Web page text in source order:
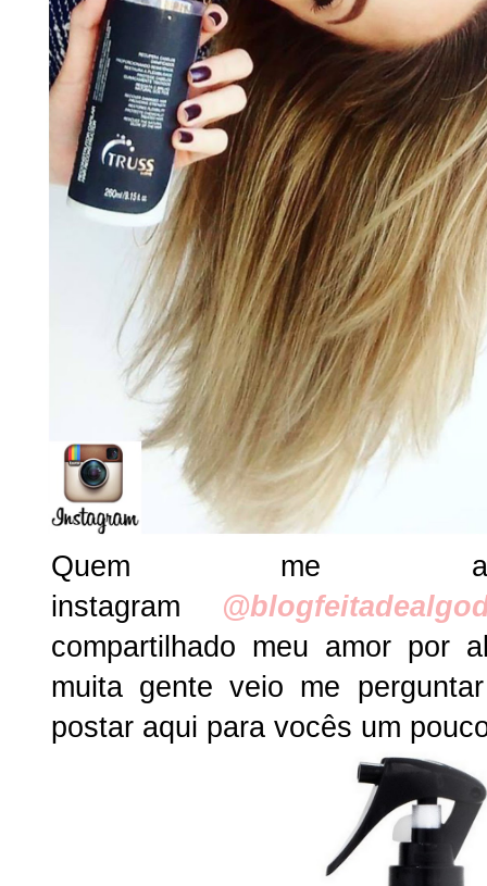
Quem me
instagram
compartilhado meu amor por
muita gente veio me
postar aqui para vocês um